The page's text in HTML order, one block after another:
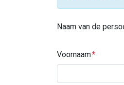
Naam van de
Voornaam